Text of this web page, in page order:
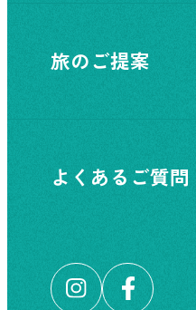
旅のご提案
よくあるご質問